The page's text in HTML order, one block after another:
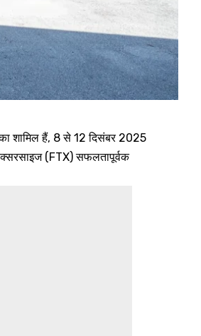
शामिल हैं, 8 से 12 दिसंबर 2025
(FTX) सफलतापूर्वक